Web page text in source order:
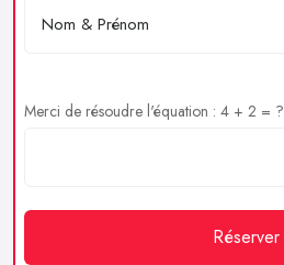
Merci de résoudre l'équation : 4 + 2 = ?
Réserver